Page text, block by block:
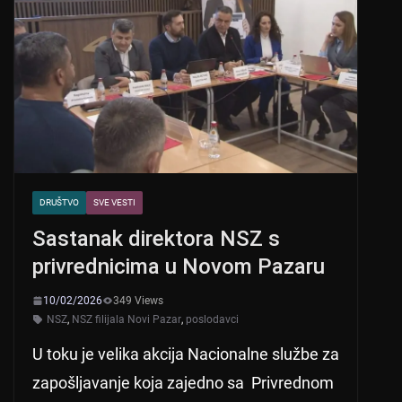
DRUŠTVO SVE VESTI
Sastanak direktora NSZ s
privrednicima u Novom Pazaru
10/02/2026
349 Views
NSZ, NSZ filijala Novi Pazar, poslodavci
U toku je velika akcija Nacionalne službe za
zapošljavanje koja zajedno sa Privrednom